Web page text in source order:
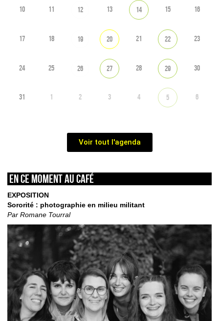
10 11 12 13 14 15 16
17 18 19 20 21 22 23
24 25 26 27 28 29 30
31 1 2 3 4 5 6
Voir tout l'agenda
En ce moment au café
EXPOSITION
Sororité : photographie en milieu militant
Par Romane Tourral